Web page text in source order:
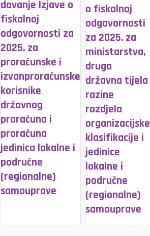
davanje Izjave o
fiskalnoj
odgovornosti za
2025. za
proračunske i
izvanproračunske
korisnike
državnog
proračuna i
proračuna
jedinica lokalne i
područne
(regionalne)
samouprave
o fiskalnoj
odgovornosti
za 2025. za
ministarstva,
druga
državna tijela
razine
razdjela
organizacijske
klasifikacije i
jedinice
lokalne i
područne
(regionalne)
samouprave